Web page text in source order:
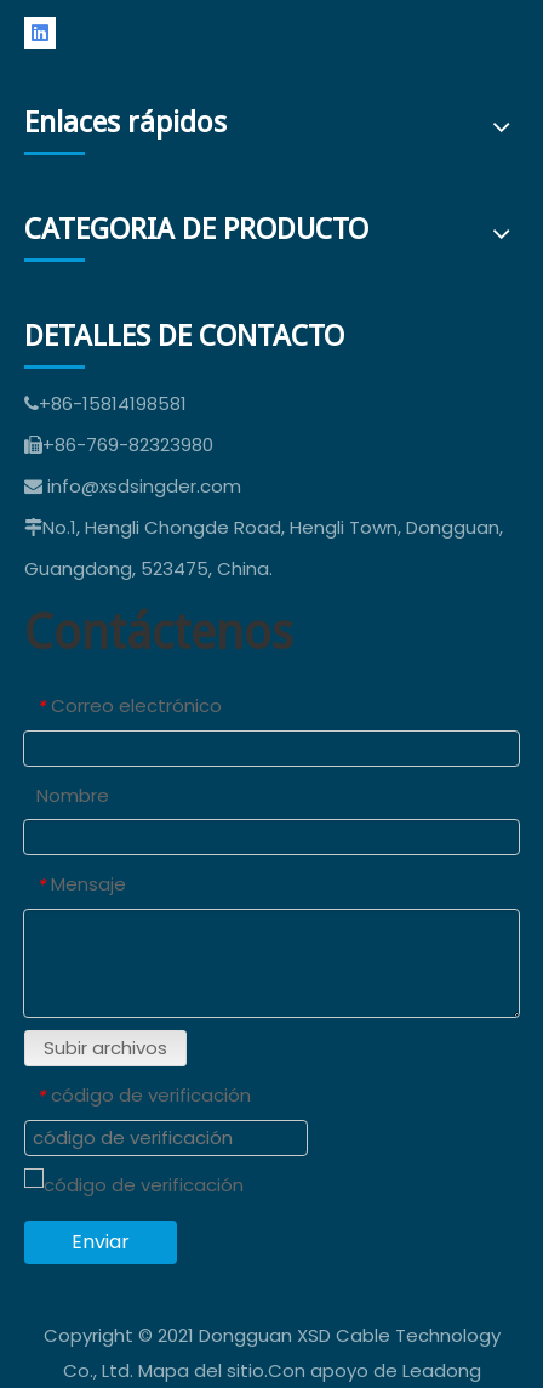
Enlaces rápidos
CATEGORIA DE PRODUCTO
DETALLES DE CONTACTO
+86-15814198581
+86-769-82323980
 info@xsdsingder.com
No.1, Hengli Chongde Road, Hengli Town, Dongguan,
Guangdong, 523475, China.
Contáctenos
* Correo electrónico
Nombre
* Mensaje
Subir archivos
* código de verificación
Enviar
Copyright © 2021 Dongguan XSD Cable Technology
Co., Ltd. Mapa del sitio.Con apoyo de Leadong